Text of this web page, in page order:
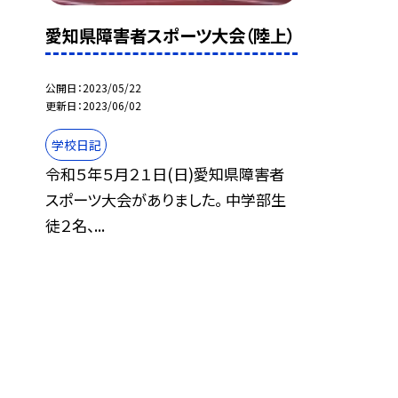
愛知県障害者スポーツ大会（陸上）
公開日 2023/05/22
更新日 2023/06/02
学校日記
令和５年５月２１日(日)愛知県障害者
スポーツ大会がありました。 中学部生
徒２名、...